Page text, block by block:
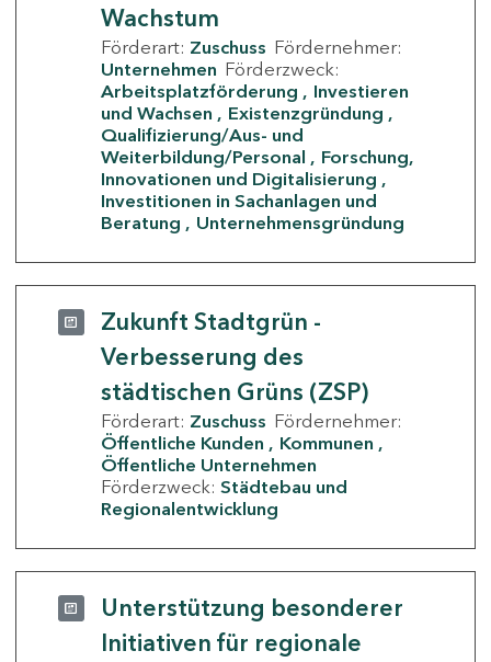
Wachstum
Förderart: Zuschuss Fördernehmer:
Unternehmen Förderzweck:
Arbeitsplatzförderung
Investieren
und Wachsen
Existenzgründung
Qualifizierung/Aus- und
Weiterbildung/Personal
Forschung,
Innovationen und Digitalisierung
Investitionen in Sachanlagen und
Beratung
Unternehmensgründung
Zukunft Stadtgrün -
Verbesserung des
städtischen Grüns (ZSP)
Förderart: Zuschuss Fördernehmer:
Öffentliche Kunden
Kommunen
Öffentliche Unternehmen
Förderzweck: Städtebau und
Regionalentwicklung
Unterstützung besonderer
Initiativen für regionale